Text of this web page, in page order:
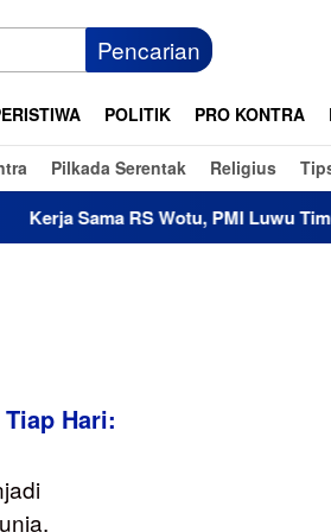
Pencarian
POLITIK PRO KONTRA
Pilkada Serentak Religius
Kerja Sama RS Wotu, PMI Luwu
Hari: